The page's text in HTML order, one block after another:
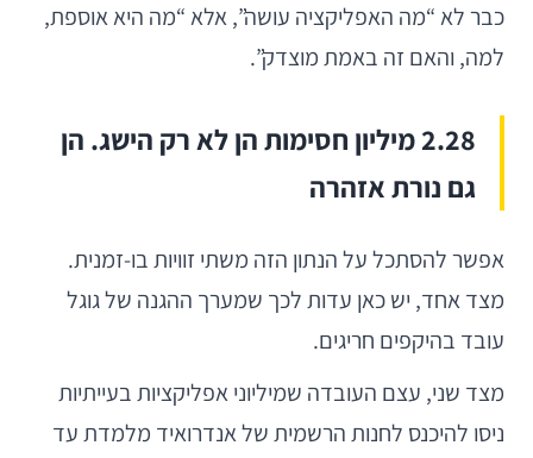
כבר לא “מה האפליקציה עושה”, אלא “מה היא אוספת,
למה, והאם זה באמת מוצדק”.
2.28 מיליון חסימות הן לא רק הישג. הן
גם נורת אזהרה
אפשר להסתכל על הנתון הזה משתי זוויות בו-זמנית.
מצד אחד, יש כאן עדות לכך שמערך ההגנה של גוגל
עובד בהיקפים חריגים.
מצד שני, עצם העובדה שמיליוני אפליקציות בעייתיות
ניסו להיכנס לחנות הרשמית של אנדרואיד מלמדת עד